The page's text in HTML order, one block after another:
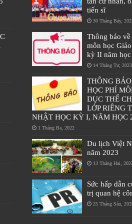
tiến sĩ
30 Tháng Bảy,
Thông báo
môn học
kỳ II năm
14 Tháng Tư, 2023
THÔNG
HỌC PHÍ
DỤC THỂ
LỚP RIÊNG
NHẬT HỌC KỲ I, NĂM HỌC
1 Tháng Ba, 2022
Du lịch Việt
năm 2023
13 Tháng Hai,
Sức hấp dẫn
trị quan hệ
25 Tháng Sáu,